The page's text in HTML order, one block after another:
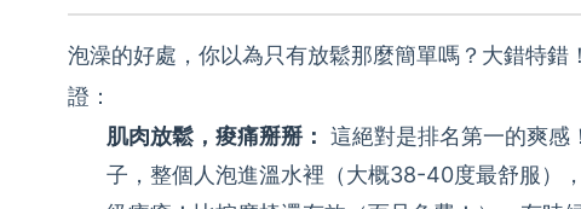
泡澡的好處，你以為只有放鬆那麼簡單嗎？大錯特
證：
肌肉放鬆，痠痛掰掰： 這絕對是排名第一的爽感
子，整個人泡進溫水裡（大概38-40度最舒服）